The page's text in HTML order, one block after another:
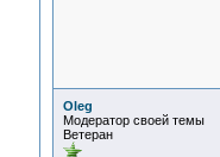
Oleg
Модератор своей темы
Ветеран